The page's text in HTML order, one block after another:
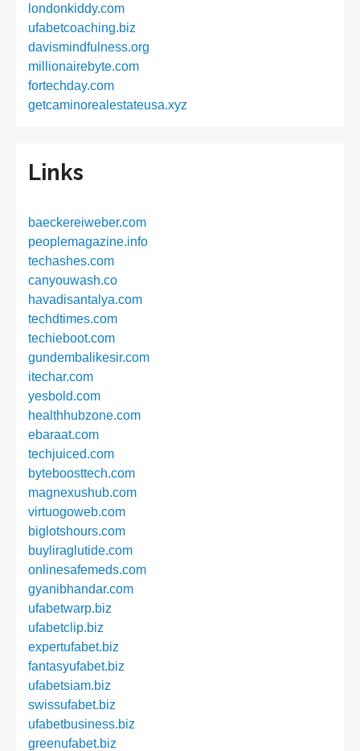
londonkiddy.com
ufabetcoaching.biz
davismindfulness.org
millionairebyte.com
fortechday.com
getcaminorealestateusa.xyz
Links
baeckereiweber.com
peoplemagazine.info
techashes.com
canyouwash.co
havadisantalya.com
techdtimes.com
techieboot.com
gundembalikesir.com
itechar.com
yesbold.com
healthhubzone.com
ebaraat.com
techjuiced.com
byteboosttech.com
magnexushub.com
virtuogoweb.com
biglotshours.com
buyliraglutide.com
onlinesafemeds.com
gyanibhandar.com
ufabetwarp.biz
ufabetclip.biz
expertufabet.biz
fantasyufabet.biz
ufabetsiam.biz
swissufabet.biz
ufabetbusiness.biz
greenufabet.biz